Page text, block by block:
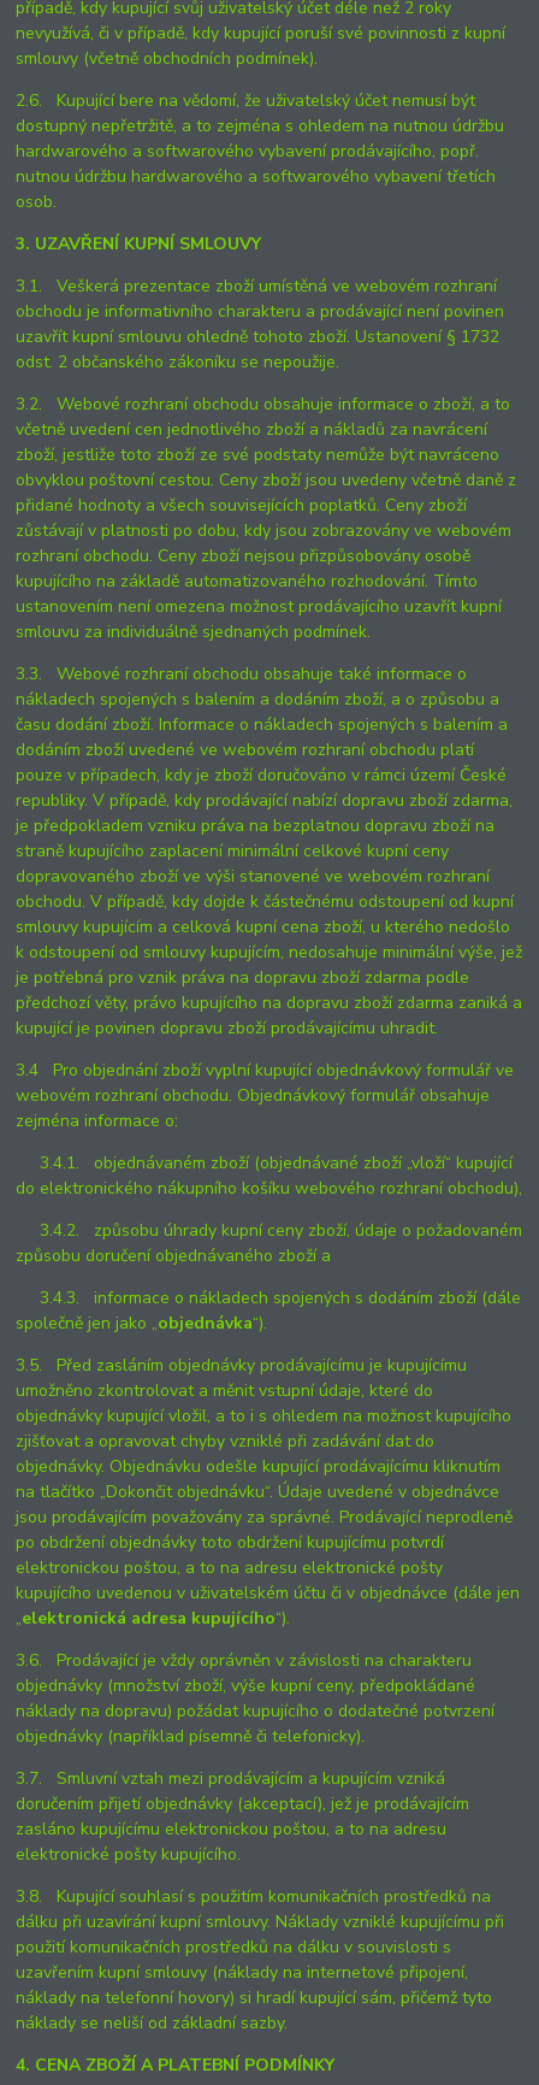
případě, kdy kupující svůj uživatelský účet déle než 2 roky
nevyužívá, či v případě, kdy kupující poruší své povinnosti z kupní
smlouvy (včetně obchodních podmínek).
2.6. Kupující bere na vědomí, že uživatelský účet nemusí být
dostupný nepřetržitě, a to zejména s ohledem na nutnou údržbu
hardwarového a softwarového vybavení prodávajícího, popř.
nutnou údržbu hardwarového a softwarového vybavení třetích
osob.
3. UZAVŘENÍ KUPNÍ SMLOUVY
3.1. Veškerá prezentace zboží umístěná ve webovém rozhraní
obchodu je informativního charakteru a prodávající není povinen
uzavřít kupní smlouvu ohledně tohoto zboží. Ustanovení § 1732
odst. 2 občanského zákoníku se nepoužije.
3.2. Webové rozhraní obchodu obsahuje informace o zboží, a to
včetně uvedení cen jednotlivého zboží a nákladů za navrácení
zboží, jestliže toto zboží ze své podstaty nemůže být navráceno
obvyklou poštovní cestou. Ceny zboží jsou uvedeny včetně daně z
přidané hodnoty a všech souvisejících poplatků. Ceny zboží
zůstávají v platnosti po dobu, kdy jsou zobrazovány ve webovém
rozhraní obchodu. Ceny zboží nejsou přizpůsobovány osobě
kupujícího na základě automatizovaného rozhodování. Tímto
ustanovením není omezena možnost prodávajícího uzavřít kupní
smlouvu za individuálně sjednaných podmínek.
3.3. Webové rozhraní obchodu obsahuje také informace o
nákladech spojených s balením a dodáním zboží, a o způsobu a
času dodání zboží. Informace o nákladech spojených s balením a
dodáním zboží uvedené ve webovém rozhraní obchodu platí
pouze v případech, kdy je zboží doručováno v rámci území České
republiky. V případě, kdy prodávající nabízí dopravu zboží zdarma,
je předpokladem vzniku práva na bezplatnou dopravu zboží na
straně kupujícího zaplacení minimální celkové kupní ceny
dopravovaného zboží ve výši stanovené ve webovém rozhraní
obchodu. V případě, kdy dojde k částečnému odstoupení od kupní
smlouvy kupujícím a celková kupní cena zboží, u kterého nedošlo
k odstoupení od smlouvy kupujícím, nedosahuje minimální výše, jež
je potřebná pro vznik práva na dopravu zboží zdarma podle
předchozí věty, právo kupujícího na dopravu zboží zdarma zaniká a
kupující je povinen dopravu zboží prodávajícímu uhradit.
3.4 Pro objednání zboží vyplní kupující objednávkový formulář ve
webovém rozhraní obchodu. Objednávkový formulář obsahuje
zejména informace o:
3.4.1. objednávaném zboží (objednávané zboží „vloží“ kupující
do elektronického nákupního košíku webového rozhraní obchodu),
3.4.2. způsobu úhrady kupní ceny zboží, údaje o požadovaném
způsobu doručení objednávaného zboží a
3.4.3. informace o nákladech spojených s dodáním zboží (dále
společně jen jako „objednávka“).
3.5. Před zasláním objednávky prodávajícímu je kupujícímu
umožněno zkontrolovat a měnit vstupní údaje, které do
objednávky kupující vložil, a to i s ohledem na možnost kupujícího
zjišťovat a opravovat chyby vzniklé při zadávání dat do
objednávky. Objednávku odešle kupující prodávajícímu kliknutím
na tlačítko „Dokončit objednávku“. Údaje uvedené v objednávce
jsou prodávajícím považovány za správné. Prodávající neprodleně
po obdržení objednávky toto obdržení kupujícímu potvrdí
elektronickou poštou, a to na adresu elektronické pošty
kupujícího uvedenou v uživatelském účtu či v objednávce (dále jen
„elektronická adresa kupujícího“).
3.6. Prodávající je vždy oprávněn v závislosti na charakteru
objednávky (množství zboží, výše kupní ceny, předpokládané
náklady na dopravu) požádat kupujícího o dodatečné potvrzení
objednávky (například písemně či telefonicky).
3.7. Smluvní vztah mezi prodávajícím a kupujícím vzniká
doručením přijetí objednávky (akceptací), jež je prodávajícím
zasláno kupujícímu elektronickou poštou, a to na adresu
elektronické pošty kupujícího.
3.8. Kupující souhlasí s použitím komunikačních prostředků na
dálku při uzavírání kupní smlouvy. Náklady vzniklé kupujícímu při
použití komunikačních prostředků na dálku v souvislosti s
uzavřením kupní smlouvy (náklady na internetové připojení,
náklady na telefonní hovory) si hradí kupující sám, přičemž tyto
náklady se neliší od základní sazby.
4. CENA ZBOŽÍ A PLATEBNÍ PODMÍNKY